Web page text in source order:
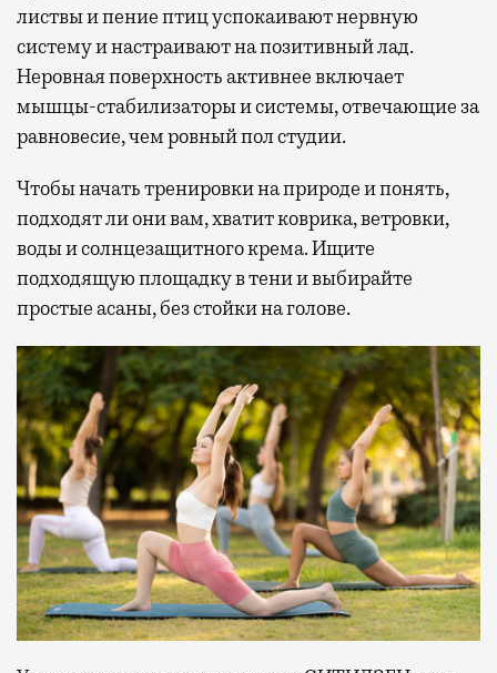
листвы и пение птиц успокаивают нервную
систему и настраивают на позитивный лад.
Неровная поверхность активнее включает
мышцы-стабилизаторы и системы, отвечающие за
равновесие, чем ровный пол студии.
Чтобы начать тренировки на природе и понять,
подходят ли они вам, хватит коврика, ветровки,
воды и солнцезащитного крема. Ищите
подходящую площадку в тени и выбирайте
простые асаны, без стойки на голове.